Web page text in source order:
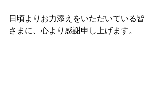
日頃よりお力添えをいただいている皆
さまに、心より感謝申し上げます。